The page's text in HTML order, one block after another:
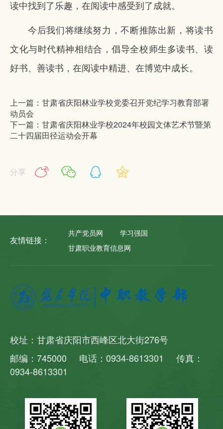
读中找到了乐趣，在阅读中感受到了成就。
今后我们将继续努力，不断推陈出新，将读书
文化与时代精神相结合，倡导全校师生多读书、读
好书、善读书，在阅读中精进、在博览中成长。
上一篇：甘肃省庆阳林业学校党委召开党纪学习教育部署
动员会
下一篇：甘肃省庆阳林业学校2024年校园文体艺术节暨第
二十四届田径运动会开幕
分享
友情链接：
共产党员网
学习强国
甘肃职业教育信息网
校址：甘肃省庆阳市西峰区北大街276号
邮编：745000 电话：0934-8613301 传真：
0934-8613301